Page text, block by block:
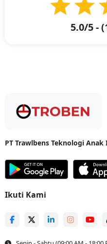
kelancaran bisnis Anda di setiap
Tarif Ekspedisi Balikpapan
barang besar, tanpa perlu
Estimasi waktu pengiriman pun
menjadikan layanan kami pilihan
Kami tidak hanya menawarkan
Temukan Keuntungan
Troben!
Ingin Mengirim Barang dengan
5.0/5 - (
PT Trawlbens Teknologi Anak
Ikuti Kami